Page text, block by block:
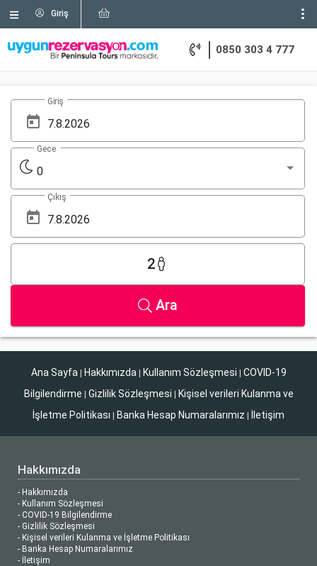
Giriş
0850 303 4 777
Giriş
0
Gece
Çıkış
2
Ara
Ana Sayfa | Hakkımızda | Kullanım Sözleşmesi | COVID-19
Bilgilendirme | Gizlilik Sözleşmesi | Kişisel verileri Kulanma ve
İşletme Politikası | Banka Hesap Numaralarımız | İletişim
Hakkımızda
- Hakkımızda
- Kullanım Sözleşmesi
- COVID-19 Bilgilendirme
- Gizlilik Sözleşmesi
- Kişisel verileri Kulanma ve İşletme Politikası
- Banka Hesap Numaralarımız
- İletişim